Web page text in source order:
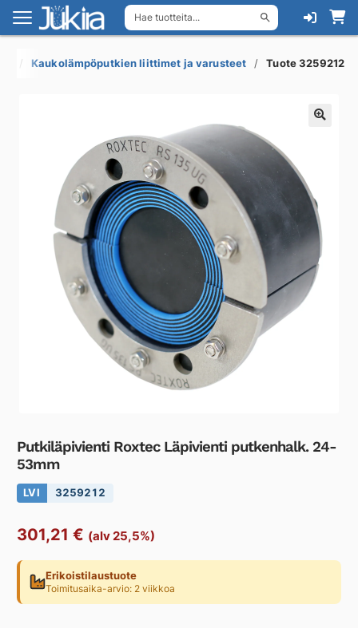
Hae tuotteita...
Siirry
navigointiin
Siirry
sisältöön
Kaukolämpöputkien liittimet ja varusteet Tuote 3259212
Putkiläpivienti Roxtec Läpivienti putkenhalk. 24-
53mm
LVI 3259212
301,21 € (alv 25,5%)
Erikoistilaustuote
Toimitusaika-arvio: 2 viikkoa